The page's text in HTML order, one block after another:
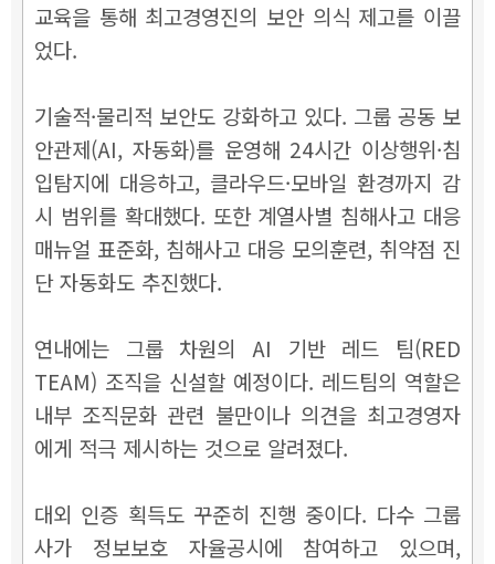
교육을 통해 최고경영진의 보안 의식 제고를 이끌
었다.
기술적·물리적 보안도 강화하고 있다. 그룹 공동 보
안관제(AI, 자동화)를 운영해 24시간 이상행위·침
입탐지에 대응하고, 클라우드·모바일 환경까지 감
시 범위를 확대했다. 또한 계열사별 침해사고 대응
매뉴얼 표준화, 침해사고 대응 모의훈련, 취약점 진
단 자동화도 추진했다.
연내에는 그룹 차원의 AI 기반 레드 팀(RED
TEAM) 조직을 신설할 예정이다. 레드팀의 역할은
내부 조직문화 관련 불만이나 의견을 최고경영자
에게 적극 제시하는 것으로 알려졌다.
대외 인증 획득도 꾸준히 진행 중이다. 다수 그룹
사가 정보보호 자율공시에 참여하고 있으며,